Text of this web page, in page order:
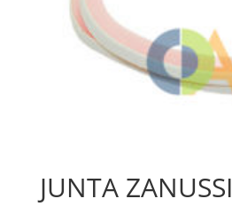
JUNTA ZANUSSI